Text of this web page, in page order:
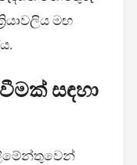
මඟ
සඳහා